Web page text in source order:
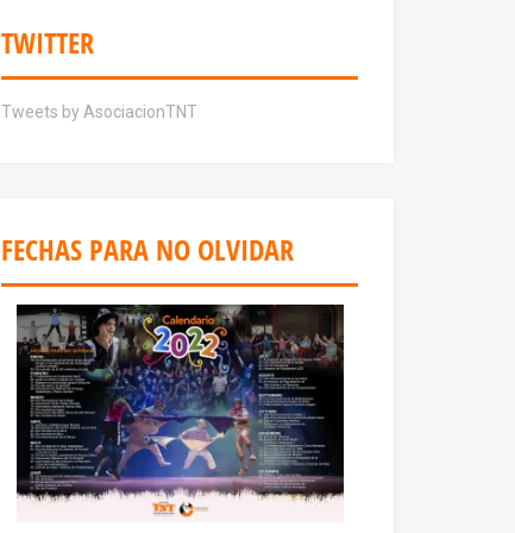
TWITTER
Tweets by AsociacionTNT
FECHAS PARA NO OLVIDAR